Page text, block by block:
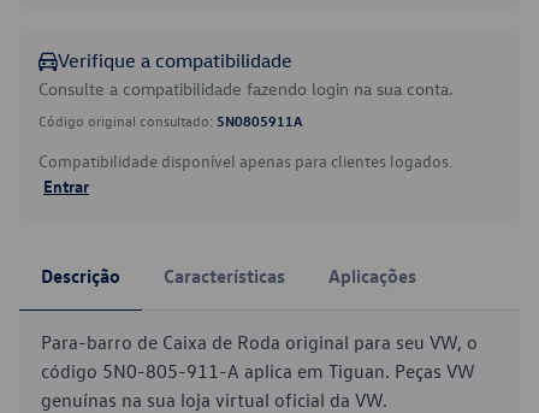
Verifique a compatibilidade
Consulte a compatibilidade fazendo login na sua conta.
Código original consultado: 5N0805911A
Compatibilidade disponível apenas para clientes logados.
Entrar
Descrição Características Aplicações
Para-barro de Caixa de Roda original para seu VW, o
código 5N0-805-911-A aplica em Tiguan. Peças VW
genuínas na sua loja virtual oficial da VW.